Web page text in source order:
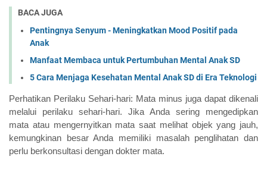
BACA JUGA
Pentingnya Senyum - Meningkatkan Mood Positif pada
Anak
Manfaat Membaca untuk Pertumbuhan Mental Anak SD
5 Cara Menjaga Kesehatan Mental Anak SD di Era Teknologi
Perhatikan Perilaku Sehari-hari: Mata minus juga dapat dikenali
melalui perilaku sehari-hari. Jika Anda sering mengedipkan
mata atau mengernyitkan mata saat melihat objek yang jauh,
kemungkinan besar Anda memiliki masalah penglihatan dan
perlu berkonsultasi dengan dokter mata.